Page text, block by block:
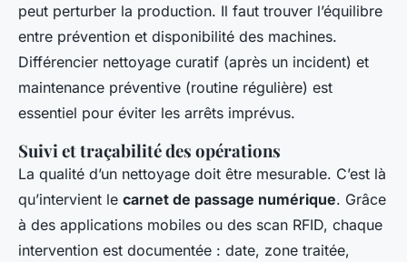
peut perturber la production. Il faut trouver l’équilibre
entre prévention et disponibilité des machines.
Différencier nettoyage curatif (après un incident) et
maintenance préventive (routine régulière) est
essentiel pour éviter les arrêts imprévus.
Suivi et traçabilité des opérations
La qualité d’un nettoyage doit être mesurable. C’est là
qu’intervient le carnet de passage numérique. Grâce
à des applications mobiles ou des scan RFID, chaque
intervention est documentée : date, zone traitée,